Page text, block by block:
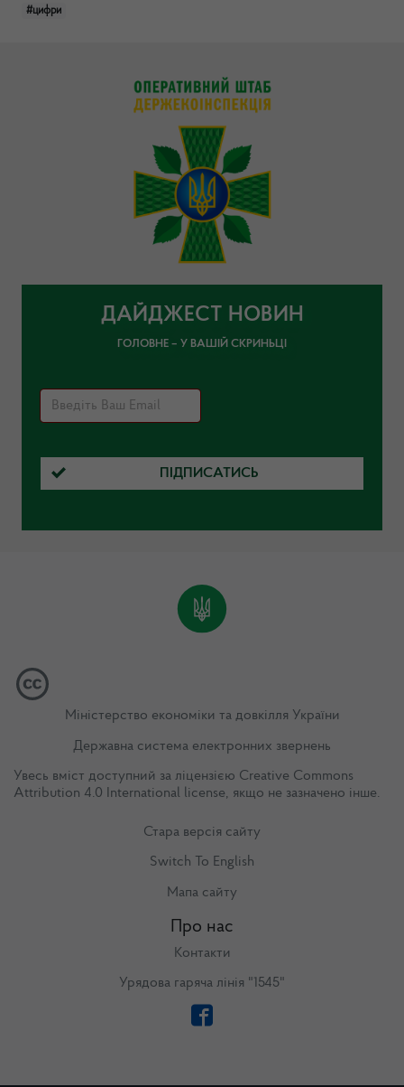
#цифри
ДАЙДЖЕСТ НОВИН
ГОЛОВНЕ – У ВАШІЙ СКРИНЬЦІ
ПІДПИСАТИСЬ
Міністерство економіки та довкілля України
Державна система електронних звернень
Увесь вміст доступний за ліцензією Creative Commons
Attribution 4.0 International license, якщо не зазначено інше.
Стара версія сайту
Switch To English
Мапа сайту
Про нас
Контакти
Урядова гаряча лінія "1545"